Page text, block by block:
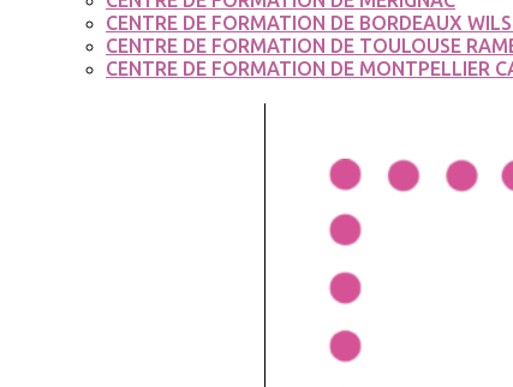
CENTRE DE FORMATION DE BORDEAUX
CENTRE DE FORMATION DE TOULOUSE
CENTRE DE FORMATION DE MONTPELLIER